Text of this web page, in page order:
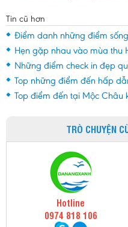
Tin cũ hơn
Điểm danh những điểm
Hẹn gặp nhau vào mùa thu
Những điểm check in đẹp
Top những điểm đến hấp
Top điểm đến tại Mộc Châu
TRÒ CHUYỆN
Hotline
0974 818 106